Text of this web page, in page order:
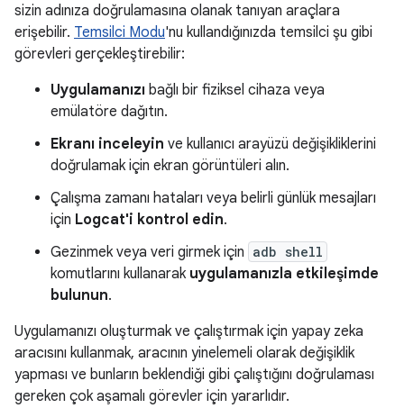
sizin adınıza doğrulamasına olanak tanıyan araçlara
erişebilir. Temsilci Modu'nu kullandığınızda temsilci şu gibi
görevleri gerçekleştirebilir:
Uygulamanızı bağlı bir fiziksel cihaza veya
emülatöre dağıtın.
Ekranı inceleyin ve kullanıcı arayüzü değişikliklerini
doğrulamak için ekran görüntüleri alın.
Çalışma zamanı hataları veya belirli günlük mesajları
için Logcat'i kontrol edin.
Gezinmek veya veri girmek için adb shell
komutlarını kullanarak uygulamanızla etkileşimde
bulunun.
Uygulamanızı oluşturmak ve çalıştırmak için yapay zeka
aracısını kullanmak, aracının yinelemeli olarak değişiklik
yapması ve bunların beklendiği gibi çalıştığını doğrulaması
gereken çok aşamalı görevler için yararlıdır.